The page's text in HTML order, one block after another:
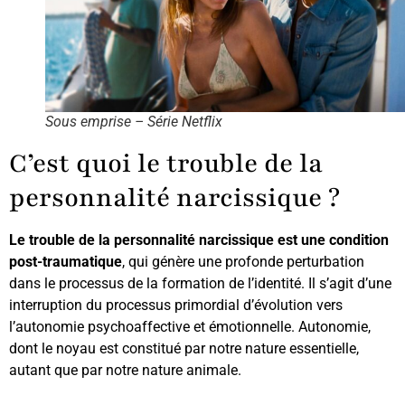
Sous emprise – Série Netflix
C’est quoi le trouble de la
personnalité narcissique ?
Le trouble de la personnalité narcissique est une condition
post-traumatique, qui génère une profonde perturbation
dans le processus de la formation de l’identité. Il s’agit d’une
interruption du processus primordial d’évolution vers
l’autonomie psychoaffective et émotionnelle. Autonomie,
dont le noyau est constitué par notre nature essentielle,
autant que par notre nature animale.